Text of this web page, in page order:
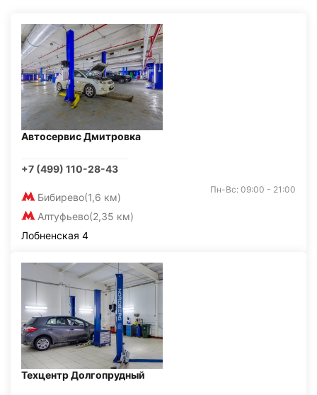
Автосервис Дмитровка
+7 (499) 110-28-43
Бибирево(1,6 км)
Алтуфьево(2,35 км)
Пн-Вс: 09:00 - 21:00
Лобненская 4
Техцентр Долгопрудный